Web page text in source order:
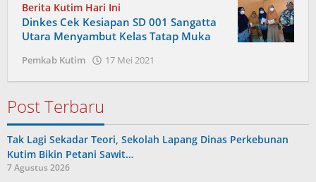
Berita Kutim Hari Ini
Dinkes Cek Kesiapan SD 001 Sangatta
Utara Menyambut Kelas Tatap Muka
Pemkab Kutim 17 Mei 2021
Post Terbaru
Tak Lagi Sekadar Teori, Sekolah Lapang Dinas Perkebunan
Kutim Bikin Petani Sawit…
7 Agustus 2026